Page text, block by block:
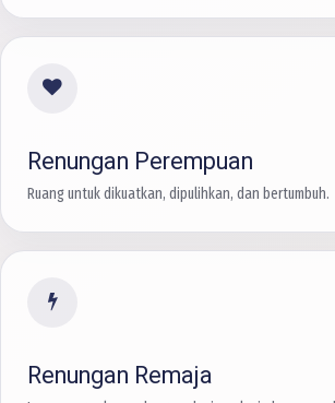
Renungan Perempuan
Ruang untuk dikuatkan, dipulihkan, dan bertumbuh.
Renungan Remaja